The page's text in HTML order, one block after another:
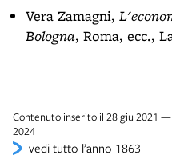
Vera Zamagni,
Bologna, Roma, ecc.,
Contenuto inserito il 28 giu 2021
2024
vedi tutto l’anno 1863